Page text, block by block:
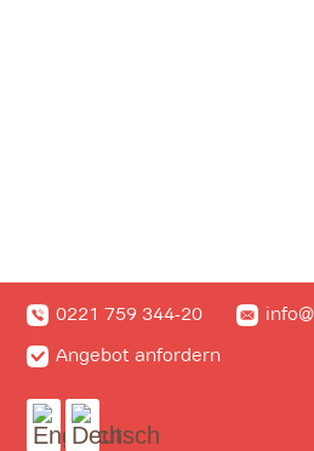
Reformprozess in der
0221 759 344-20
Angebot anfordern